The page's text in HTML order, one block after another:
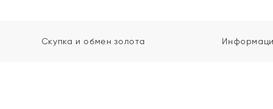
Скупка и обмен золота